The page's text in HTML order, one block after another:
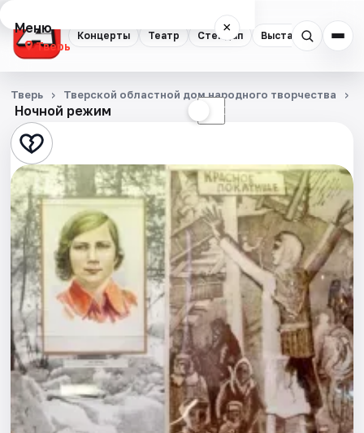
Концерты Театр Стендап Выставки
Меню ×
Тверь
Концерты
Театр
Стендап
Выставки
Квесты
Экскурсии
Спорт
События
Города
Ночной режим ☾
Тверь Тверской областной дом народного творчества